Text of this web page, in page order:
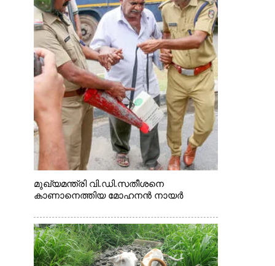
മുഖ്യമന്ത്രി വി.ഡി.സതീശനെ
കാണാനെത്തിയ മോഹനൻ നായർ